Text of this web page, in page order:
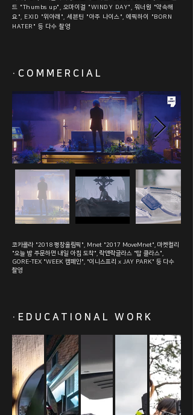
드 "Thumbs up", 오마이걸 "WINDY DAY", 워너원 "약속해
요", EXID "위아래", 세븐틴 "아주 나이스", 에픽하이 "BORN
HATER" 등 다수 촬영
·COMMERCIAL
코카콜라 "2018 평창올림픽", Mnet "2017 MoveMnet", 마켓컬리
"오늘 밤 주문하면 내일 아침 도착", 락앤락글라스 "탑 클라스",
GORE-TEX "WEEK 캠페인", "이니스프리 x JAY PARK" 등 다수
촬영
·EDUCATIONAL WORK